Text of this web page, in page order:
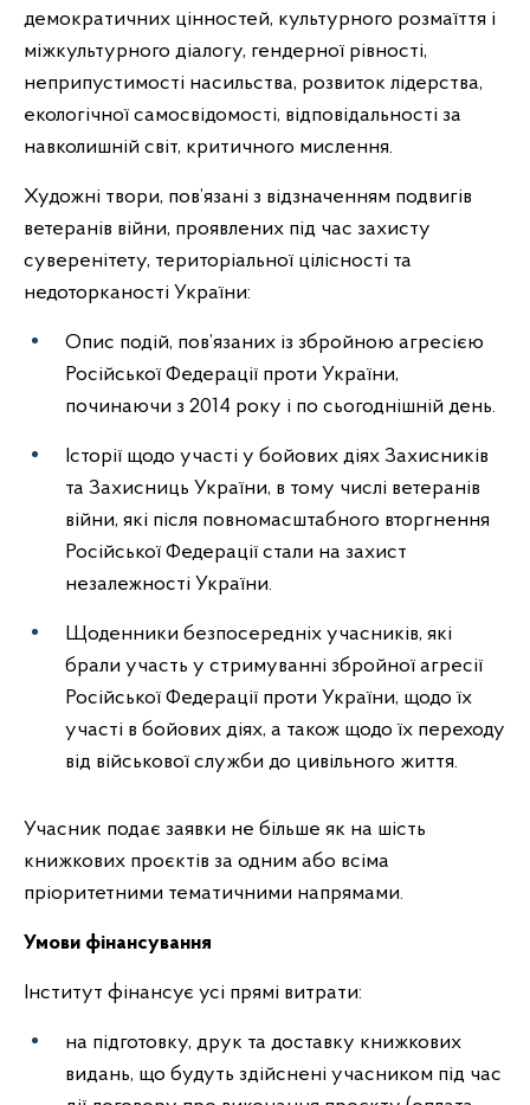
демократичних цінностей, культурного розмаїття і
міжкультурного діалогу, гендерної рівності,
неприпустимості насильства, розвиток лідерства,
екологічної самосвідомості, відповідальності за
навколишній світ, критичного мислення.
Художні твори, пов’язані з відзначенням подвигів
ветеранів війни, проявлених під час захисту
суверенітету, територіальної цілісності та
недоторканості України:
Опис подій, пов’язаних із збройною агресією
Російської Федерації проти України,
починаючи з 2014 року і по сьогоднішній день.
Історії щодо участі у бойових діях Захисників
та Захисниць України, в тому числі ветеранів
війни, які після повномасштабного вторгнення
Російської Федерації стали на захист
незалежності України.
Щоденники безпосередніх учасників, які
брали участь у стримуванні збройної агресії
Російської Федерації проти України, щодо їх
участі в бойових діях, а також щодо їх переходу
від військової служби до цивільного життя.
Учасник подає заявки не більше як на шість
книжкових проєктів за одним або всіма
пріоритетними тематичними напрямами.
Умови фінансування
Інститут фінансує усі прямі витрати:
на підготовку, друк та доставку книжкових
видань, що будуть здійснені учасником під час